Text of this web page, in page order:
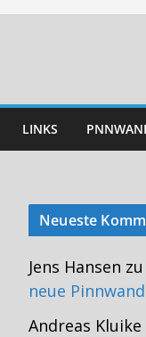
LINKS
Neueste
Jens Hansen zu
neue Pinnwand
Andreas Kluike